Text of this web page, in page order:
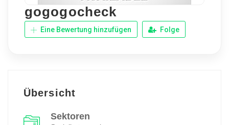
gogogocheck
Eine Bewertung hinzufügen Folge
Übersicht
Sektoren